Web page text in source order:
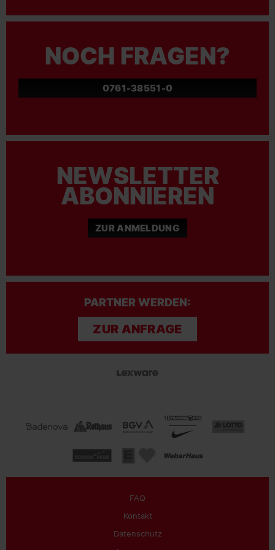
NOCH FRAGEN?
0761-38551-0
NEWSLETTER
ABONNIEREN
ZUR ANMELDUNG
PARTNER WERDEN:
ZUR ANFRAGE
FAQ
Kontakt
Datenschutz